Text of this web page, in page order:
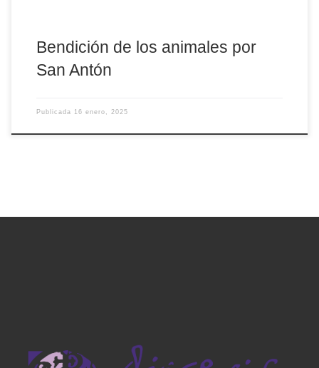
Bendición de los animales por
San Antón
Publicada 16 enero, 2025